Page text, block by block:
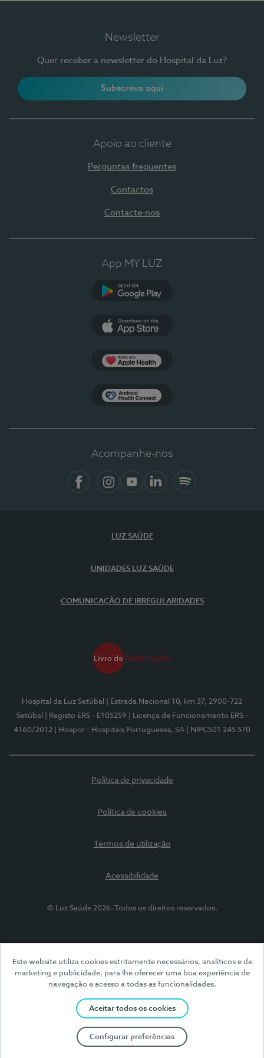
Este website utiliza cookies estritamente necessários, analíticos e de
marketing e publicidade, para lhe oferecer uma boa experiência de
navegação e acesso a todas as funcionalidades.
Aceitar todos os cookies
Configurar preferências
Newsletter
Quer receber a newsletter do Hospital da Luz?
Subscreva aqui
Apoio ao cliente
Perguntas frequentes
Contactos
Contacte-nos
App MY LUZ
Acompanhe-nos
LUZ SAÚDE
UNIDADES LUZ SAÚDE
COMUNICAÇÃO DE IRREGULARIDADES
Hospital da Luz Setúbal
| Estrada Nacional 10, km 37, 2900-722
Setúbal
| Registo ERS - E105259
| Licença de Funcionamento ERS -
4160/2012
| Hospor - Hospitais Portugueses, SA | NIPC501 245 570
Política de privacidade
Política de cookies
Termos de utilização
Acessibilidade
© Luz Saúde 2026. Todos os direitos reservados.